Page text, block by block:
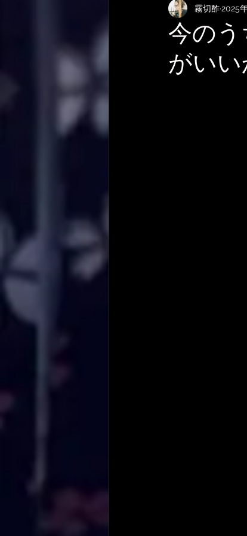
KEMPERおすすめRig・使い
やってみた
今の
がいい
霧切酢2025